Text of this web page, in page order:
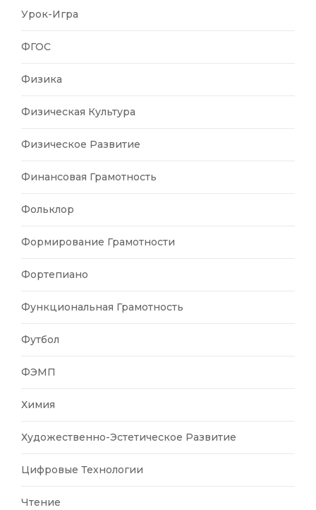
Урок-Игра
ФГОС
Физика
Физическая Культура
Физическое Развитие
Финансовая Грамотность
Фольклор
Формирование Грамотности
Фортепиано
Функциональная Грамотность
Футбол
ФЭМП
Химия
Художественно-Эстетическое Развитие
Цифровые Технологии
Чтение